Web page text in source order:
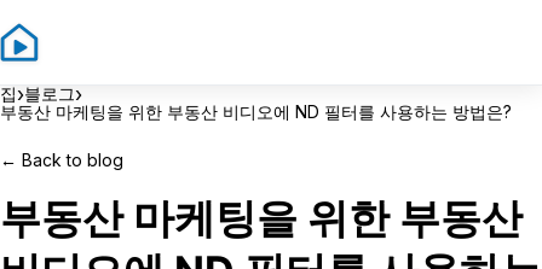
집›블로그›
부동산 마케팅을 위한 부동산 비디오에 ND 필터를 사용하는 방법은?
← Back to blog
부동산 마케팅을 위한 부동산